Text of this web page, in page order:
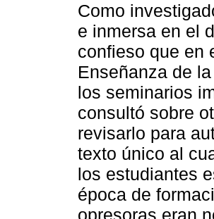
Como
e inmersa en el
confieso que en
Enseñanza de
los seminarios
consultó sobre
revisarlo para
texto único al
los estudiantes
época de
opresoras eran